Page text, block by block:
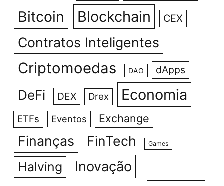
Bitcoin Blockchain CEX
Contratos Inteligentes
Criptomoedas DAO dApps
DeFi DEX Drex Economia
ETFs Eventos Exchange
Finanças FinTech Games
Halving Inovação